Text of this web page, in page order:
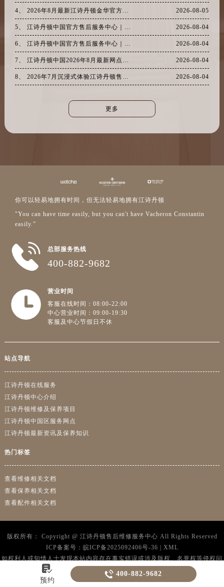
5、 江诗丹顿中国官方售后服务中心｜最新维修地址及服务电话权威信息声明（2026年8月最新） 2026-08-04
6、 江诗丹顿中国官方售后服务中心｜最新热线及全部网点地址权威信息声明（2026年8月最新） 2026-08-04
7、 江诗丹顿中国2026年8月最新网点地址与客户服务热线权威公示 2026-08-04
8、 2026年7月沉浸式体验江诗丹顿售后，官方网点客户服务一条龙验证 2026-08-04
你可以轻易地拥有时间，但无法轻易地拥有江诗丹顿
"You can have time easily, but you can't have Vacheron Constantin
400-882-9682
客服在线时间：08:00-22:00
客服及中心节假日不休
站点导航
江诗丹顿中心介绍
江诗丹顿维修及保养项目
江诗丹顿中国区服务网点
江诗丹顿最新资讯及保养知识
热门标签
查看保养相关文档
查看配件相关文档
版权所有：Copyright @江诗丹顿售后维修服务中心All Rights Reserved
ICP备案号：
皖ICP备2025092406号-36
如权利人或知情人士发现本站内容存在事实错误或涉及版权、名誉权等侵权问
题，请通过邮箱：2557628530@qq.com 与我们联系，我们将在收到通知后立
即依法处理。当前页面信息更新时间：2026-08-06T15:00:05+08:00
京公网安备 11011306006028号

预约
 400-882-9682